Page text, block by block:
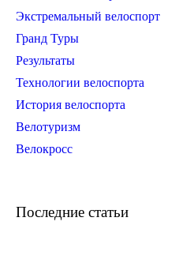
Экстремальный велоспорт
Гранд Туры
Результаты
Технологии велоспорта
История велоспорта
Велотуризм
Велокросс
Последние статьи